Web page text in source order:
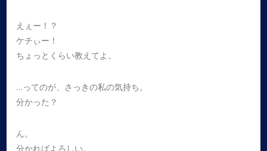
えぇー！？
ケチぃー！
ちょっとくらい教えてよ。
…ってのが、さっきの私の気持ち。
分かった？
ん。
分かればよろしい。